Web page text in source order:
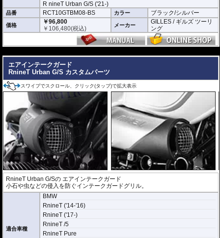
R nineT Urban G/S ('21-)
品番 RCT10GTBM08-BS カラー ブラック/シルバー
価格
￥96,800
￥ 106,480(税込) メーカー
GILLES / ギルズ ツーリ
ング
エアインテークガード
RnineT Urban G/S カスタムパーツ
スワイプでスクロール、クリック(タップ)で拡大表示
RnineT Urban G/Sの エアインテークガード
小石や虫などの侵入を防ぐインテークガードグリル。
適合車種
BMW
RnineT ('14-'16)
RnineT ('17-)
RnineT /5
RnineT Pure